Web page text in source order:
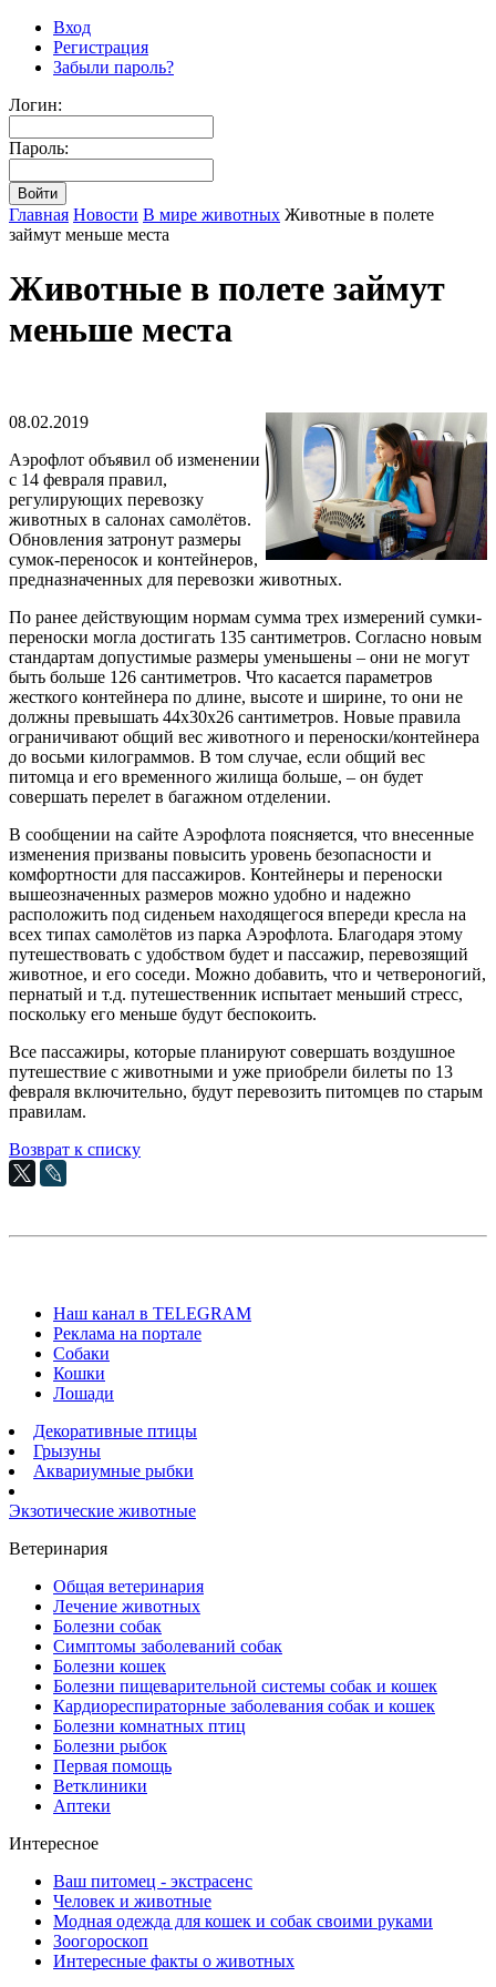
Вход
Регистрация
Забыли пароль?
Логин:
Пароль:
Главная Новости В мире животных Животные в полете
займут меньше места
Животные в полете займут
меньше места
08.02.2019
Аэрофлот объявил об изменении
с 14 февраля правил,
регулирующих перевозку
животных в салонах самолётов.
Обновления затронут размеры
сумок-переносок и контейнеров,
предназначенных для перевозки животных.
По ранее действующим нормам сумма трех измерений сумки-
переноски могла достигать 135 сантиметров. Согласно новым
стандартам допустимые размеры уменьшены – они не могут
быть больше 126 сантиметров. Что касается параметров
жесткого контейнера по длине, высоте и ширине, то они не
должны превышать 44х30х26 сантиметров. Новые правила
ограничивают общий вес животного и переноски/контейнера
до восьми килограммов. В том случае, если общий вес
питомца и его временного жилища больше, – он будет
совершать перелет в багажном отделении.
В сообщении на сайте Аэрофлота поясняется, что внесенные
изменения призваны повысить уровень безопасности и
комфортности для пассажиров. Контейнеры и переноски
вышеозначенных размеров можно удобно и надежно
расположить под сиденьем находящегося впереди кресла на
всех типах самолётов из парка Аэрофлота. Благодаря этому
путешествовать с удобством будет и пассажир, перевозящий
животное, и его соседи. Можно добавить, что и четвероногий,
пернатый и т.д. путешественник испытает меньший стресс,
поскольку его меньше будут беспокоить.
Все пассажиры, которые планируют совершать воздушное
путешествие с животными и уже приобрели билеты по 13
февраля включительно, будут перевозить питомцев по старым
правилам.
Возврат к списку
Наш канал в TELEGRAM
Реклама на портале
Собаки
Кошки
Лошади
Декоративные птицы
Грызуны
Аквариумные рыбки
Экзотические животные
Ветеринария
Общая ветеринария
Лечение животных
Болезни собак
Симптомы заболеваний собак
Болезни кошек
Болезни пищеварительной системы собак и кошек
Кардиореспираторные заболевания собак и кошек
Болезни комнатных птиц
Болезни рыбок
Первая помощь
Ветклиники
Аптеки
Интересное
Ваш питомец - экстрасенс
Человек и животные
Модная одежда для кошек и собак своими руками
Зоогороскоп
Интересные факты о животных